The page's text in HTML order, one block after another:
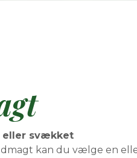
eller svækket
kan du vælge en